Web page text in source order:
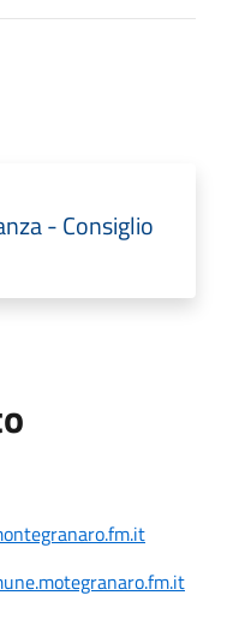
- Consiglio